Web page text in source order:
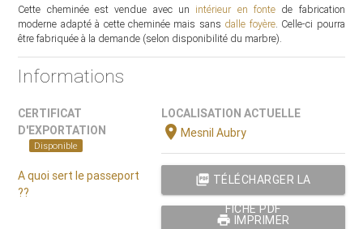
Cette cheminée est vendue avec un intérieur en fontede fabrication
moderne adapté à cette cheminée mais sans dalle foyère. Celle-ci pourra
être fabriquée à la demande (selon disponibilité du marbre).
Informations
CERTIFICAT
D'EXPORTATION
Disponible
A quoi sert le passeport
??
LOCALISATION ACTUELLE
location_onMesnil Aubry
picture_as_pdf TÉLÉCHARGER LA
FICHE PDF
print IMPRIMER